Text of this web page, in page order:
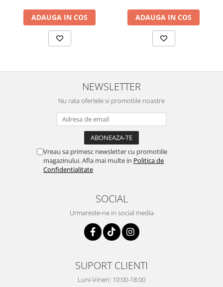
ADAUGA IN COS ADAUGA IN COS
NEWSLETTER
Nu rata ofertele si promotiile noastre
Vreau sa primesc newsletter cu promotiile
magazinului. Afla mai multe in Politica de
Confidentialitate
SOCIAL
Urmareste-ne in social media
SUPORT CLIENTI
Luni-Vineri: 10:00-18:00